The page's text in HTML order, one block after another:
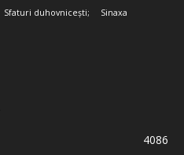
Sfaturi duhovnicești; Sinaxa
4086